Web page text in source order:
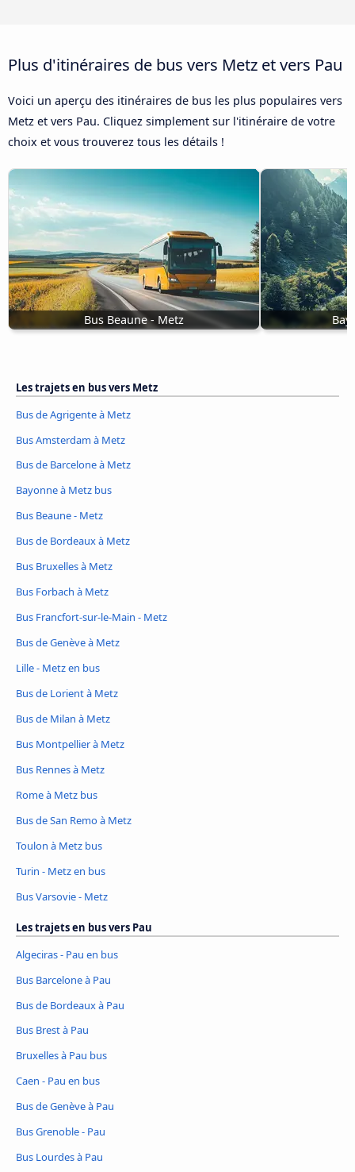
Plus d'itinéraires de bus vers Metz et vers Pau
Voici un aperçu des itinéraires de bus les plus populaires vers
Metz et vers Pau. Cliquez simplement sur l'itinéraire de votre
choix et vous trouverez tous les détails !
Bus Beaune - Metz
Les trajets en bus vers Metz
Bus de Agrigente à Metz
Bus Amsterdam à Metz
Bus de Barcelone à Metz
Bayonne à Metz bus
Bus Beaune - Metz
Bus de Bordeaux à Metz
Bus Bruxelles à Metz
Bus Forbach à Metz
Bus Francfort-sur-le-Main - Metz
Bus de Genève à Metz
Lille - Metz en bus
Bus de Lorient à Metz
Bus de Milan à Metz
Bus Montpellier à Metz
Bus Rennes à Metz
Rome à Metz bus
Bus de San Remo à Metz
Toulon à Metz bus
Turin - Metz en bus
Bus Varsovie - Metz
Les trajets en bus vers Pau
Algeciras - Pau en bus
Bus Barcelone à Pau
Bus de Bordeaux à Pau
Bus Brest à Pau
Bruxelles à Pau bus
Caen - Pau en bus
Bus de Genève à Pau
Bus Grenoble - Pau
Bus Lourdes à Pau